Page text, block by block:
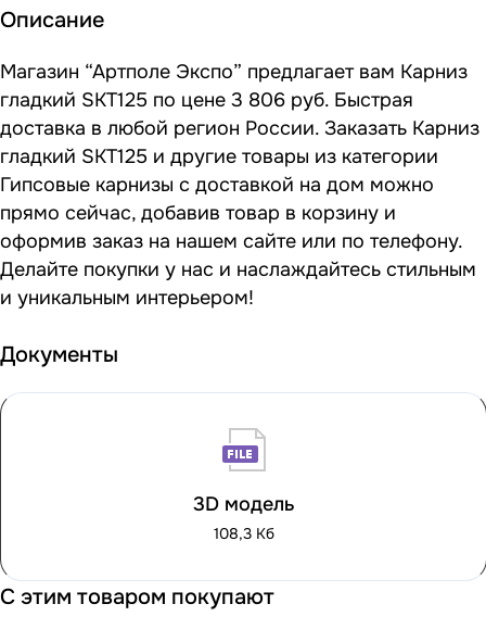
Описание
Магазин “Артполе Экспо” предлагает вам Карниз
гладкий SKT125 по цене 3 806 руб. Быстрая
доставка в любой регион России. Заказать Карниз
гладкий SKT125 и другие товары из категории
Гипсовые карнизы с доставкой на дом можно
прямо сейчас, добавив товар в корзину и
оформив заказ на нашем сайте или по телефону.
Делайте покупки у нас и наслаждайтесь стильным
и уникальным интерьером!
Документы
3D модель
108,3 Кб
С этим товаром покупают